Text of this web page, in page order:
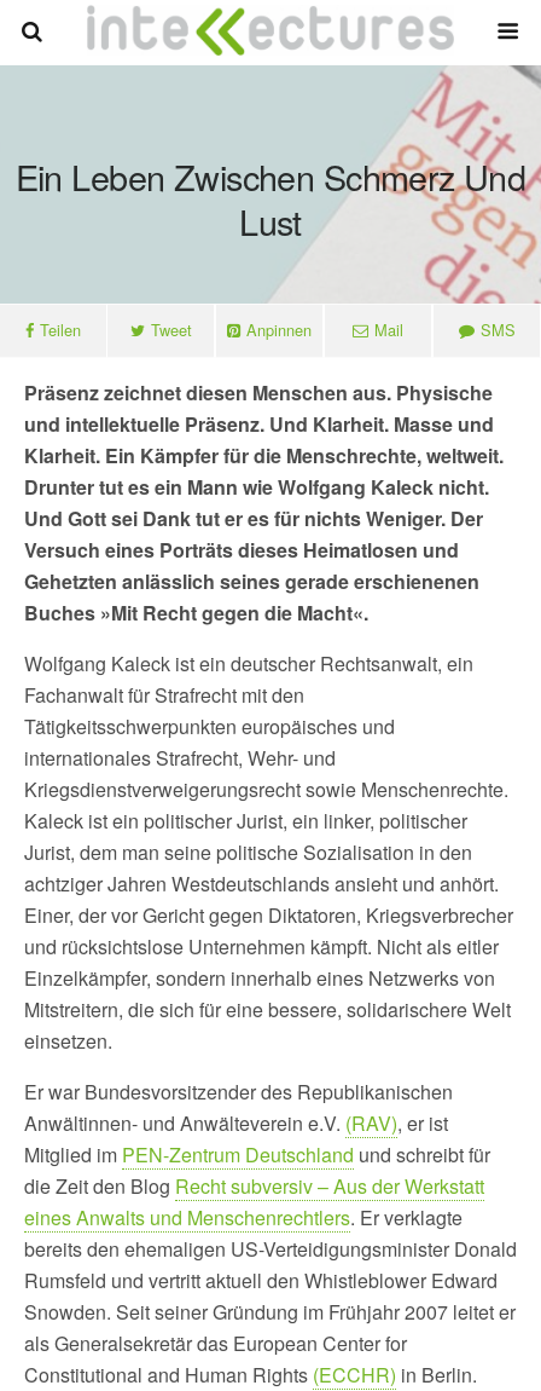
Ein Leben Zwischen Schmerz Und
Lust
Teilen Tweet Anpinnen Mail SMS
Präsenz zeichnet diesen Menschen aus. Physische
und intellektuelle Präsenz. Und Klarheit. Masse und
Klarheit. Ein Kämpfer für die Menschrechte, weltweit.
Drunter tut es ein Mann wie Wolfgang Kaleck nicht.
Und Gott sei Dank tut er es für nichts Weniger. Der
Versuch eines Porträts dieses Heimatlosen und
Gehetzten anlässlich seines gerade erschienenen
Buches »Mit Recht gegen die Macht«.
Wolfgang Kaleck ist ein deutscher Rechtsanwalt, ein
Fachanwalt für Strafrecht mit den
Tätigkeitsschwerpunkten europäisches und
internationales Strafrecht, Wehr- und
Kriegsdienstverweigerungsrecht sowie Menschenrechte.
Kaleck ist ein politischer Jurist, ein linker, politischer
Jurist, dem man seine politische Sozialisation in den
achtziger Jahren Westdeutschlands ansieht und anhört.
Einer, der vor Gericht gegen Diktatoren, Kriegsverbrecher
und rücksichtslose Unternehmen kämpft. Nicht als eitler
Einzelkämpfer, sondern innerhalb eines Netzwerks von
Mitstreitern, die sich für eine bessere, solidarischere Welt
einsetzen.
Er war Bundesvorsitzender des Republikanischen
Anwältinnen- und Anwälteverein e.V. (RAV), er ist
Mitglied im PEN-Zentrum Deutschland und schreibt für
die Zeit den Blog Recht subversiv – Aus der Werkstatt
eines Anwalts und Menschenrechtlers. Er verklagte
bereits den ehemaligen US-Verteidigungsminister Donald
Rumsfeld und vertritt aktuell den Whistleblower Edward
Snowden. Seit seiner Gründung im Frühjahr 2007 leitet er
als Generalsekretär das European Center for
Constitutional and Human Rights (ECCHR) in Berlin.